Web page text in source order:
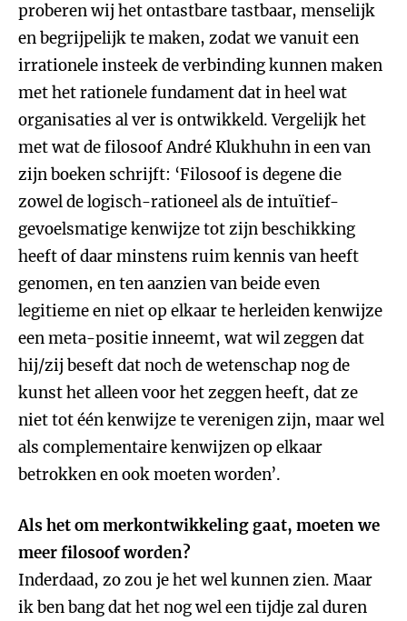
proberen wij het ontastbare tastbaar, menselijk
en begrijpelijk te maken, zodat we vanuit een
irrationele insteek de verbinding kunnen maken
met het rationele fundament dat in heel wat
organisaties al ver is ontwikkeld. Vergelijk het
met wat de filosoof André Klukhuhn in een van
zijn boeken schrijft: ‘Filosoof is degene die
zowel de logisch-rationeel als de intuïtief-
gevoelsmatige kenwijze tot zijn beschikking
heeft of daar minstens ruim kennis van heeft
genomen, en ten aanzien van beide even
legitieme en niet op elkaar te herleiden kenwijze
een meta-positie inneemt, wat wil zeggen dat
hij/zij beseft dat noch de wetenschap nog de
kunst het alleen voor het zeggen heeft, dat ze
niet tot één kenwijze te verenigen zijn, maar wel
als complementaire kenwijzen op elkaar
betrokken en ook moeten worden’.
Als het om merkontwikkeling gaat, moeten we
meer filosoof worden?
Inderdaad, zo zou je het wel kunnen zien. Maar
ik ben bang dat het nog wel een tijdje zal duren